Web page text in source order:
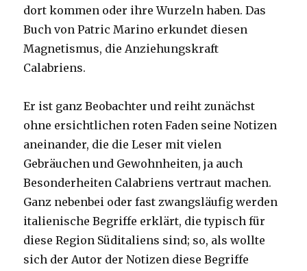
dort kommen oder ihre Wurzeln haben. Das
Buch von Patric Marino erkundet diesen
Magnetismus, die Anziehungskraft
Calabriens.
Er ist ganz Beobachter und reiht zunächst
ohne ersichtlichen roten Faden seine Notizen
aneinander, die die Leser mit vielen
Gebräuchen und Gewohnheiten, ja auch
Besonderheiten Calabriens vertraut machen.
Ganz nebenbei oder fast zwangsläufig werden
italienische Begriffe erklärt, die typisch für
diese Region Süditaliens sind; so, als wollte
sich der Autor der Notizen diese Begriffe